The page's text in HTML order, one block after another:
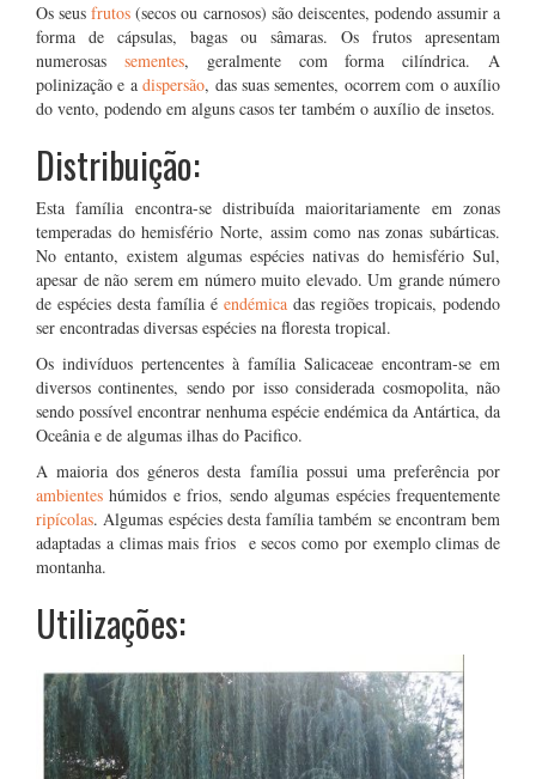
Os seusfrutos (secos ou carnosos) são deiscentes, podendo assumir a
forma de cápsulas, bagas ou sâmaras. Os frutos apresentam
numerosas sementes, geralmente com forma cilíndrica. A
polinização e adispersão, das suas sementes, ocorrem com o auxílio
do vento, podendo em alguns casos ter também o auxílio de insetos.
Distribuição:
Esta família encontra-se distribuída maioritariamente em zonas
temperadas do hemisfério Norte, assim como nas zonas subárticas.
No entanto, existem algumas espécies nativas do hemisfério Sul,
apesar de não serem em número muito elevado. Um grande número
de espécies desta família é endémica das regiões tropicais, podendo
ser encontradas diversas espécies na floresta tropical.
Os indivíduos pertencentes à família Salicaceae encontram-se em
diversos continentes, sendo por isso considerada cosmopolita, não
sendo possível encontrar nenhuma espécie endémica da Antártica, da
Oceânia e de algumas ilhas do Pacifico.
A maioria dos géneros desta família possui uma preferência por
ambientes húmidos e frios, sendo algumas espécies frequentemente
ripícolas. Algumas espécies desta família também se encontram bem
adaptadas a climas mais frios e secos como por exemplo climas de
montanha.
Utilizações: